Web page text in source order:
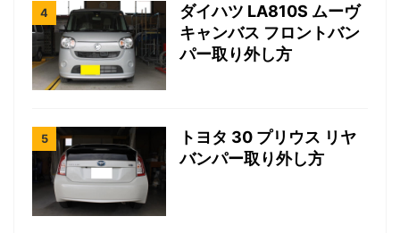
ダイハツ LA810S ムーヴ
キャンバス フロントバン
パー取り外し方
トヨタ 30 プリウス リヤ
バンパー取り外し方